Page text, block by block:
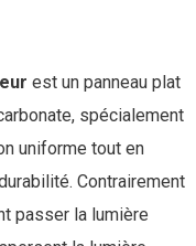
est un panneau plat
spécialement
uniforme tout en
Contrairement
passer la lumière